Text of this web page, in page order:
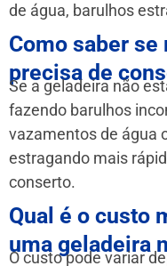
de água, barulhos
Como saber
precisa de
Se a geladeira não
fazendo barulhos
vazamentos de água
estragando mais
conserto.
Qual é o custo
uma geladeira
O custo pode variar